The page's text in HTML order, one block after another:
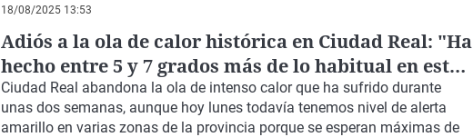
18/08/2025 13:53
Adiós a la ola de calor histórica en Ciudad Real: "Ha
hecho entre 5 y 7 grados más de lo habitual en estas
fechas"
Ciudad Real abandona la ola de intenso calor que ha sufrido durante
unas dos semanas, aunque hoy lunes todavía tenemos nivel de alerta
amarillo en varias zonas de la provincia porque se esperan máximas de